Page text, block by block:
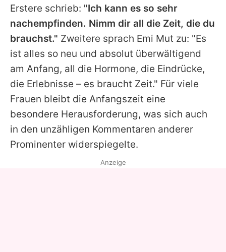
Erstere schrieb: "Ich kann es so sehr
nachempfinden. Nimm dir all die Zeit, die du
brauchst." Zweitere sprach Emi Mut zu: "Es
ist alles so neu und absolut überwältigend
am Anfang, all die Hormone, die Eindrücke,
die Erlebnisse – es braucht Zeit." Für viele
Frauen bleibt die Anfangszeit eine
besondere Herausforderung, was sich auch
in den unzähligen Kommentaren anderer
Prominenter widerspiegelte.
Anzeige